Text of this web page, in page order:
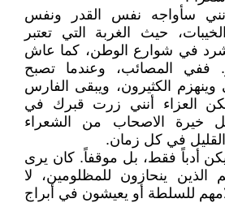
سأواجه نفس القدر ونفس
حيث الغربة التي تعتبر
في شوارع الوطن، كما عاش
ففي المصائب، وعندما تصبح
وينهزم الكثيرون، ويبقى الفارس
العزاء أنني زرت قبرك في
خيرة الاصحاب من الشعراء
القليل في كل زمان.
أدباً فقط، بل موقفاً. كان يرى
الذين ينحازون للمظلومين، لا
للسلطة أو يعيشون في أبراج